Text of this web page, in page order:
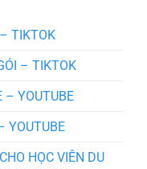
TIKTOK
– TIKTOK
– YOUTUBE
YOUTUBE
HỌC VIÊN DU